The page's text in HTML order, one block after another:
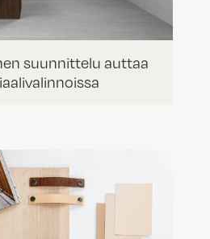
suunnittelu auttaa